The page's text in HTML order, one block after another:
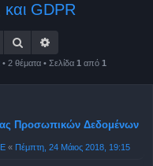
GDPR
Αναζήτηση
• 2 θέματα • Σελίδα 1 από 1
Προσωπικών Δεδομένων
« Πέμπτη, 24 Μάιος 2018, 19:15